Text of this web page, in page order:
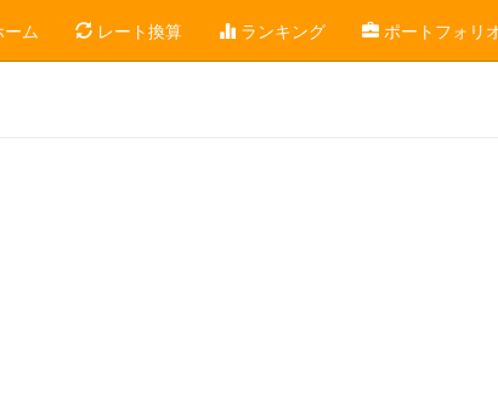
ム レート換算 ランキング ポートフォリ